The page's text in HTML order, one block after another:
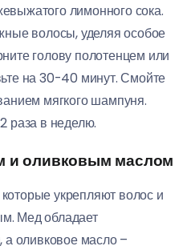
лимонного сока.
волосы, уделяя особое
голову полотенцем или
на 30-40 минут. Смойте
мягкого шампуня.
раза в неделю.
и оливковым маслом
укрепляют волос и
Мед обладает
оливковое масло –